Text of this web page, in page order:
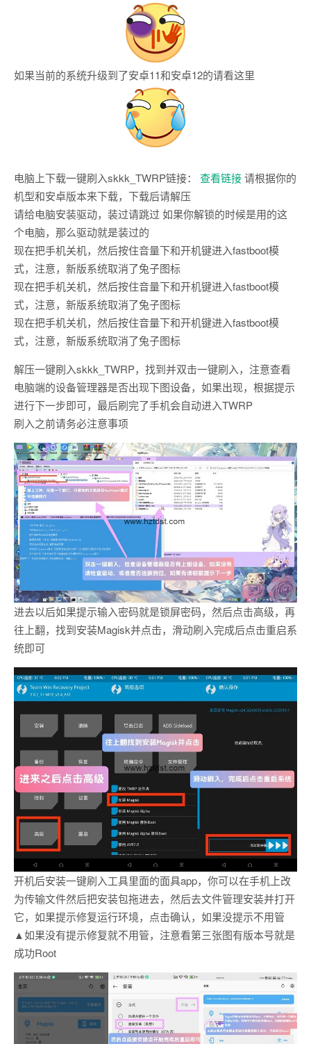
如果当前的系统升级到了安卓11和安卓12的请看这里
电脑上下载一键刷入skkk_TWRP链接： 查看链接请根据你的
机型和安卓版本来下载，下载后请解压
请给电脑安装驱动，装过请跳过 如果你解锁的时候是用的这
个电脑，那么驱动就是装过的
现在把手机关机，然后按住音量下和开机键进入fastboot模
式，注意，新版系统取消了兔子图标
现在把手机关机，然后按住音量下和开机键进入fastboot模
式，注意，新版系统取消了兔子图标
现在把手机关机，然后按住音量下和开机键进入fastboot模
式，注意，新版系统取消了兔子图标
解压一键刷入skkk_TWRP，找到并双击一键刷入，注意查看
电脑端的设备管理器是否出现下图设备，如果出现，根据提示
进行下一步即可，最后刷完了手机会自动进入TWRP
刷入之前请务必注意事项
进去以后如果提示输入密码就是锁屏密码，然后点击高级，再
往上翻，找到安装Magisk并点击，滑动刷入完成后点击重启系
统即可
开机后安装一键刷入工具里面的面具app，你可以在手机上改
为传输文件然后把安装包拖进去，然后去文件管理安装并打开
它，如果提示修复运行环境，点击确认，如果没提示不用管
▲如果没有提示修复就不用管，注意看第三张图有版本号就是
成功Root